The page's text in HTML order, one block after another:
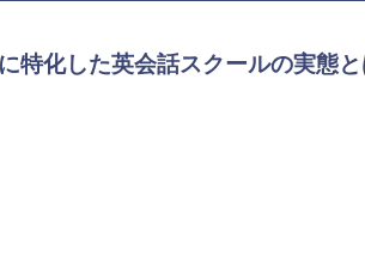
特化した英会話スクールの実態